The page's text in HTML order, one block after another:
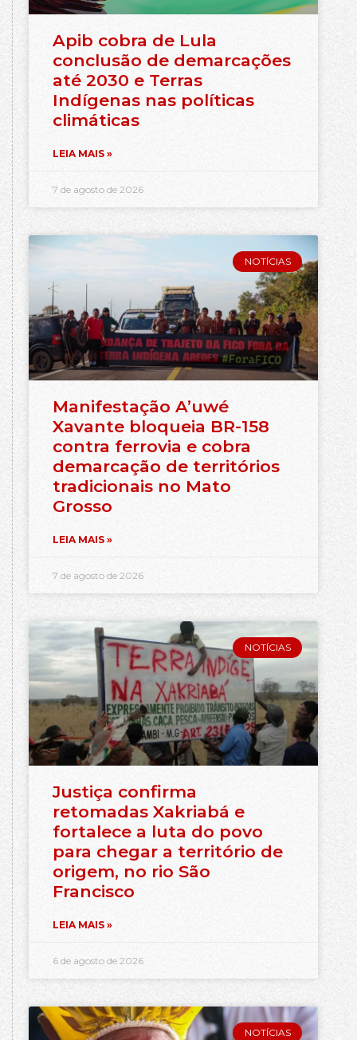
Apib cobra de Lula
conclusão de demarcações
até 2030 e Terras
Indígenas nas políticas
climáticas
LEIA MAIS »
7 de agosto de 2026
NOTÍCIAS
Manifestação A’uwé
Xavante bloqueia BR-158
contra ferrovia e cobra
demarcação de territórios
tradicionais no Mato
Grosso
LEIA MAIS »
7 de agosto de 2026
NOTÍCIAS
Justiça confirma
retomadas Xakriabá e
fortalece a luta do povo
para chegar a território de
origem, no rio São
Francisco
LEIA MAIS »
6 de agosto de 2026
NOTÍCIAS